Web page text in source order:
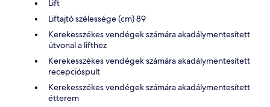
Lift
Liftajtó szélessége (cm) 89
Kerekesszékes vendégek számára akadálymentesített
útvonal a lifthez
Kerekesszékes vendégek számára akadálymentesített
recepcióspult
Kerekesszékes vendégek számára akadálymentesített
étterem